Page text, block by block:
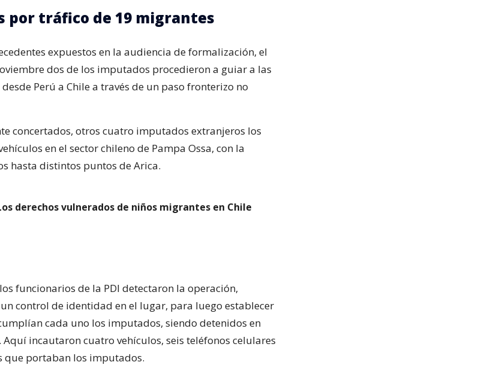
por tráfico de 19 migrantes
expuestos en la audiencia de formalización, el
dos de los imputados procedieron a guiar a las
Perú a Chile a través de un paso fronterizo no
concertados, otros cuatro imputados extranjeros los
en el sector chileno de Pampa Ossa, con la
hasta distintos puntos de Arica.
derechos vulnerados de niños migrantes en Chile
funcionarios de la PDI detectaron la operación,
control de identidad en el lugar, para luego establecer
cada uno los imputados, siendo detenidos en
incautaron cuatro vehículos, seis teléfonos celulares
que portaban los imputados.